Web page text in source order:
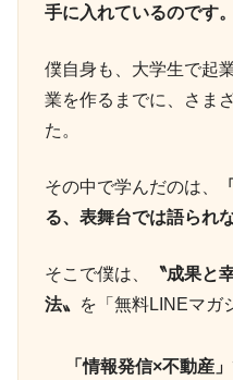
手に入れているのです。
僕自身も、大学生で起
業を作るまでに、さま
た。
その中で学んだのは、
る、表舞台では語られ
そこで僕は、
〝成果と
法〟
を「無料LINEマガ
「情報発信×不動産